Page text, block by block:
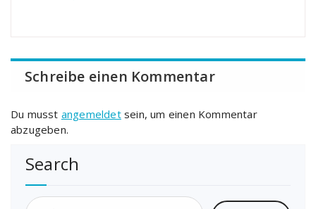
Schreibe einen Kommentar
Du musst angemeldetsein, um einen Kommentar
abzugeben.
Search